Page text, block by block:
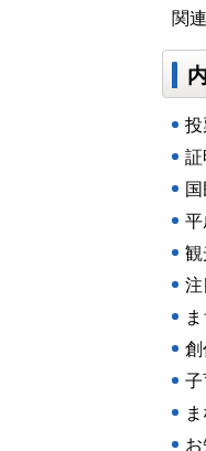
関
証
観
注
創
子